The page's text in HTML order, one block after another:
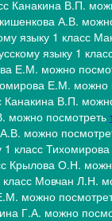
Канакина В.П.
А.В.
языку 1 класс
языку 1
Е.М. можно
Е.М. можно
Канакина В.П.
можно посмотреть
можно
1 класс
Крылова О.Н.
Мовчан Л.Н.
можно
Г.А. можно